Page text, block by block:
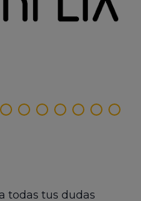
todas tus dudas